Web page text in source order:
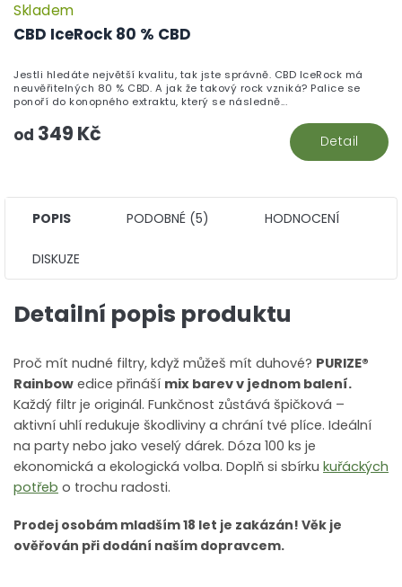
CBD IceRock 80 % CBD
Skladem
od 349 Kč Detail
Jestli hledáte největší kvalitu, tak jste správně. CBD IceRock má
neuvěřitelných 80 % CBD. A jak že takový rock vzniká? Palice se
ponoří do konopného extraktu, který se následně...
POPIS PODOBNÉ (5) HODNOCENÍ
DISKUZE
Detailní popis produktu
Proč mít nudné filtry, když můžeš mít duhové? PURIZE®
Rainbow edice přináší mix barev v jednom balení.
Každý filtr je originál. Funkčnost zůstává špičková –
aktivní uhlí redukuje škodliviny a chrání tvé plíce. Ideální
na party nebo jako veselý dárek. Dóza 100 ks je
ekonomická a ekologická volba. Doplň si sbírku kuřáckých
potřeb o trochu radosti.
Prodej osobám mladším 18 let je zakázán! Věk je
ověřován při dodání naším dopravcem.